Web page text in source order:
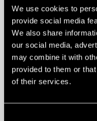
We use cookies to
provide social media
We also share
our social media,
may combine it with
provided to them or
of their services.